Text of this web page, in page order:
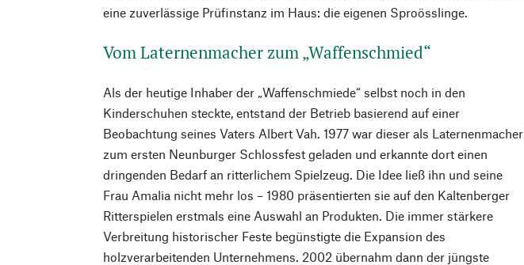
eine zuverlässige Prüfinstanz im Haus: die eigenen Sproösslinge.
Vom Laternenmacher zum „Waffenschmied“
Als der heutige Inhaber der „Waffenschmiede“ selbst noch in den
Kinderschuhen steckte, entstand der Betrieb basierend auf einer
Beobachtung seines Vaters Albert Vah. 1977 war dieser als Laternenmacher
zum ersten Neunburger Schlossfest geladen und erkannte dort einen
dringenden Bedarf an ritterlichem Spielzeug. Die Idee ließ ihn und seine
Frau Amalia nicht mehr los – 1980 präsentierten sie auf den Kaltenberger
Ritterspielen erstmals eine Auswahl an Produkten. Die immer stärkere
Verbreitung historischer Feste begünstigte die Expansion des
holzverarbeitenden Unternehmens. 2002 übernahm dann der jüngste